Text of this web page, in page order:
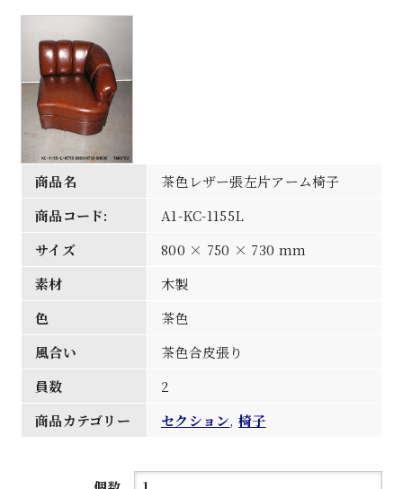
商品名
茶色レザー張左片アーム椅子
商品コード:
A1-KC-1155L
サイズ
800 × 750 × 730 mm
素材
木製
色
茶色
風合い
茶色合皮張り
員数
2
商品カテゴリー
セクション,椅子
茶